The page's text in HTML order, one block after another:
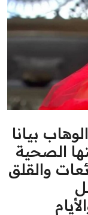
بيانا
الصحية
والقلق